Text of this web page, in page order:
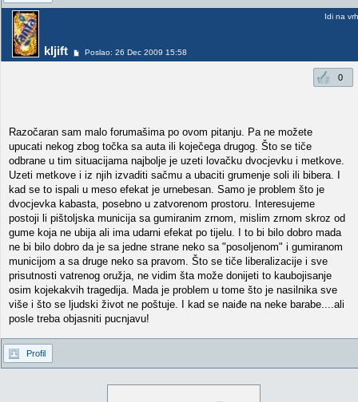
kljift Poslao: 26 Dec 2009 15:58
Idi na vrh
0
Razočaran sam malo forumašima po ovom pitanju. Pa ne možete
upucati nekog zbog točka sa auta ili koječega drugog. Što se tiče
odbrane u tim situacijama najbolje je uzeti lovačku dvocjevku i metkove.
Uzeti metkove i iz njih izvaditi sačmu a ubaciti grumenje soli ili bibera. I
kad se to ispali u meso efekat je urnebesan. Samo je problem što je
dvocjevka kabasta, posebno u zatvorenom prostoru. Interesujeme
postoji li pištoljska municija sa gumiranim zrnom, mislim zrnom skroz od
gume koja ne ubija ali ima udarni efekat po tijelu. I to bi bilo dobro mada
ne bi bilo dobro da je sa jedne strane neko sa "posoljenom" i gumiranom
municijom a sa druge neko sa pravom. Što se tiče liberalizacije i sve
prisutnosti vatrenog oružja, ne vidim šta može donijeti to kaubojisanje
osim kojekakvih tragedija. Mada je problem u tome što je nasilnika sve
više i što se ljudski život ne poštuje. I kad se naiđe na neke barabe....ali
posle treba objasniti pucnjavu!
Profil